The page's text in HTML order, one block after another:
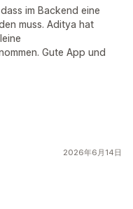
im Backend eine
muss. Aditya hat
Gute App und
2026年6月14日